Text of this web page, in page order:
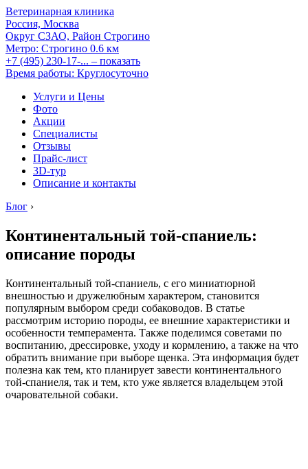
Ветеринарная клиника
Россия, Москва
Округ СЗАО, Район Строгино
Метро: Строгино 0.6 км
+7 (495) 230-17-... – показать
Время работы: Круглосуточно
Услуги и Цены
Фото
Акции
Специалисты
Отзывы
Прайс-лист
3D-тур
Описание и контакты
Блог ›
Континентальный той-спаниель:
описание породы
Континентальный той-спаниель, с его миниатюрной
внешностью и дружелюбным характером, становится
популярным выбором среди собаководов. В статье
рассмотрим историю породы, ее внешние характеристики и
особенности темперамента. Также поделимся советами по
воспитанию, дрессировке, уходу и кормлению, а также на что
обратить внимание при выборе щенка. Эта информация будет
полезна как тем, кто планирует завести континентального
той-спаниеля, так и тем, кто уже является владельцем этой
очаровательной собаки.